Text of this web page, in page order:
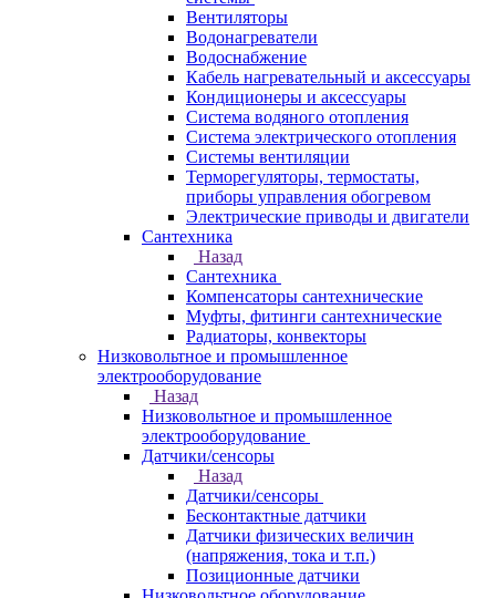
Вентиляторы
Водонагреватели
Водоснабжение
Кабель нагревательный и аксессуары
Кондиционеры и аксессуары
Система водяного отопления
Система электрического отопления
Системы вентиляции
Терморегуляторы, термостаты,
приборы управления обогревом
Электрические приводы и двигатели
Сантехника
Назад
Сантехника
Компенсаторы сантехнические
Муфты, фитинги сантехнические
Радиаторы, конвекторы
Низковольтное и промышленное
электрооборудование
Назад
Низковольтное и промышленное
электрооборудование
Датчики/сенсоры
Назад
Датчики/сенсоры
Бесконтактные датчики
Датчики физических величин
(напряжения, тока и т.п.)
Позиционные датчики